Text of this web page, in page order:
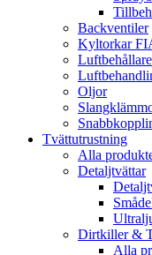
Backventiler
Kyltorkar
Luftbehållare
Oljor
Tvättutrustning
Alla
Detaljtvättar
Dirtkiller &
Alla